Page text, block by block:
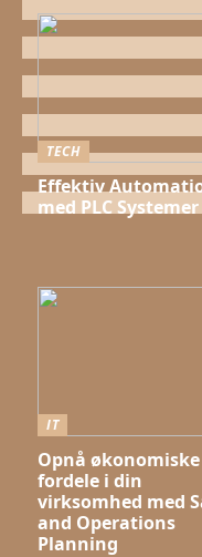
TECH
Effektiv
med PLC Systemer
IT
Opnå økonomiske
fordele i din
virksomhed med
and Operations
Planning